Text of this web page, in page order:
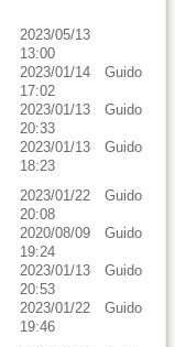
2023/05/13
13:00
2023/01/14
17:02
Guido
2023/01/13
20:33
Guido
2023/01/13
18:23
Guido
2023/01/22
20:08
Guido
2020/08/09
19:24
Guido
2023/01/13
20:53
Guido
2023/01/22
19:46
Guido